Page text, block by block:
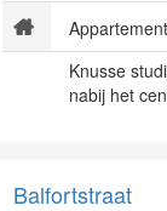
Appartement
Knusse
nabij het
Balfortstraat